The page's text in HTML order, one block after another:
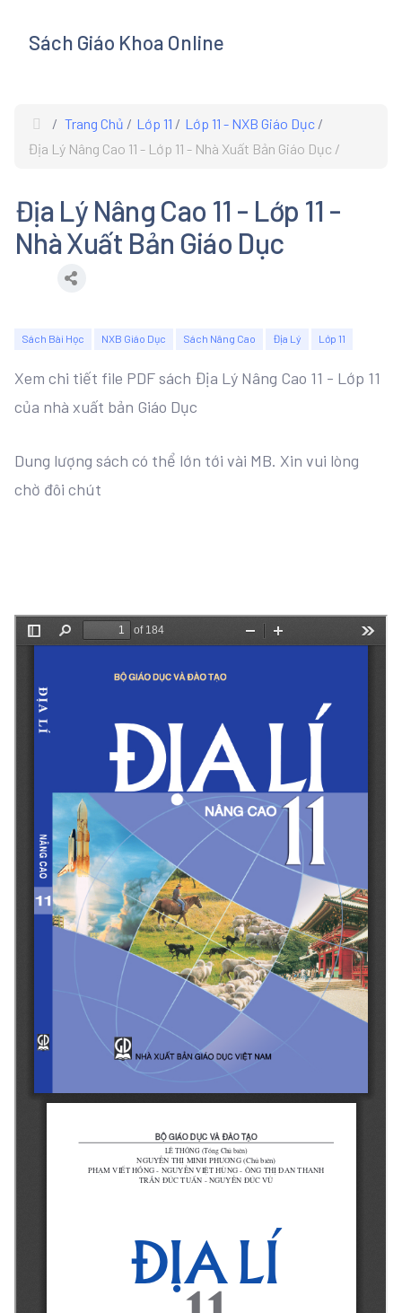
Sách Giáo Khoa Online
Trang Chủ Lớp 11
Lớp 11 - NXB Giáo Dục
Địa Lý Nâng Cao 11 - Lớp 11 - Nhà Xuất Bản Giáo Dục
Địa Lý Nâng Cao 11 - Lớp 11 -
Nhà Xuất Bản Giáo Dục
Sách Bài Học NXB Giáo Dục Sách Nâng Cao Địa Lý Lớp 11
Xem chi tiết file PDF sách Địa Lý Nâng Cao 11 - Lớp 11
của nhà xuất bản Giáo Dục
Dung lượng sách có thể lớn tới vài MB. Xin vui lòng
chờ đôi chút